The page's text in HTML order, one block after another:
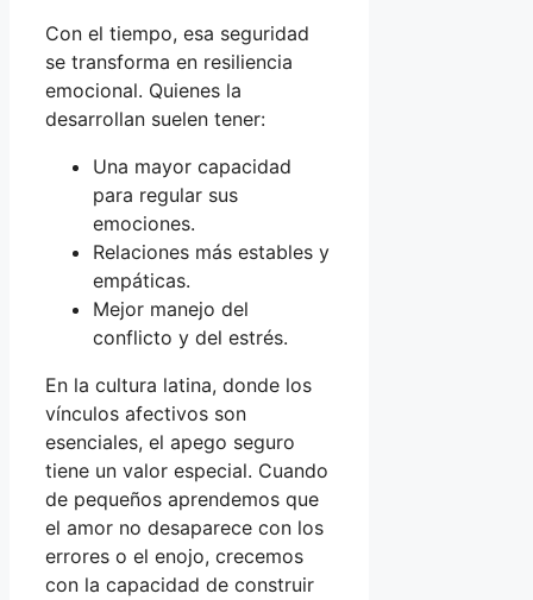
Con el tiempo, esa seguridad
se transforma en resiliencia
emocional. Quienes la
desarrollan suelen tener:
Una mayor capacidad
para regular sus
emociones.
Relaciones más estables y
empáticas.
Mejor manejo del
conflicto y del estrés.
En la cultura latina, donde los
vínculos afectivos son
esenciales, el apego seguro
tiene un valor especial. Cuando
de pequeños aprendemos que
el amor no desaparece con los
errores o el enojo, crecemos
con la capacidad de construir